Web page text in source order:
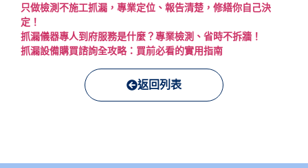
只做檢測不施工抓漏，專業定位、報告清楚，修繕你自己決
定！
抓漏儀器專人到府服務是什麼？專業檢測、省時不拆牆！
抓漏設備購買諮詢全攻略：買前必看的實用指南
返回列表